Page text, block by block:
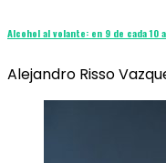
Alcohol al volante: en 9 de cada
Alejandro Risso